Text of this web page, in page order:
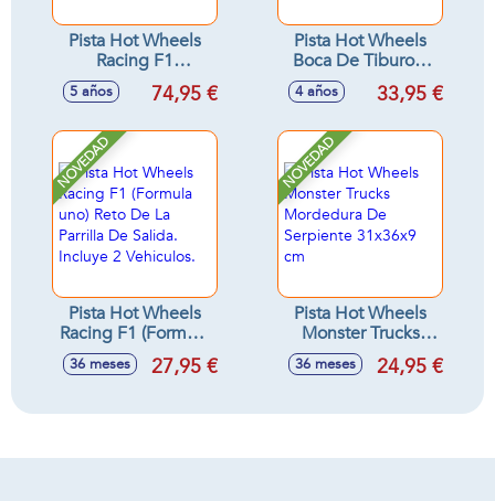
Pista Hot Wheels
Racing F1
Motorizada Incluye
3 coches escala
30,5x168,50x43,50
5 años 74,95 €
Pista Hot Wheels
Boca De Tiburon.
Incluye 1 Vehiculo
Metalico.
4 años 33,95 €
NOVEDAD
Pista Hot Wheels
Racing F1 (Formula
uno) Reto De La
Parrilla De Salida.
36 meses 27,95 €
NOVEDAD
Pista Hot Wheels
Monster Trucks
Mordedura De
Serpiente 31x36x9
36 meses 24,95 €